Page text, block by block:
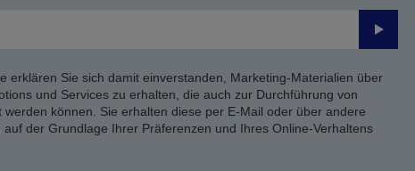
Senden
erklären Sie sich damit einverstanden, Marketing-Materialien über
und Services zu erhalten, die auch zur Durchführung von
können. Sie erhalten diese per E-Mail oder über andere
der Grundlage Ihrer Präferenzen und Ihres Online-Verhaltens